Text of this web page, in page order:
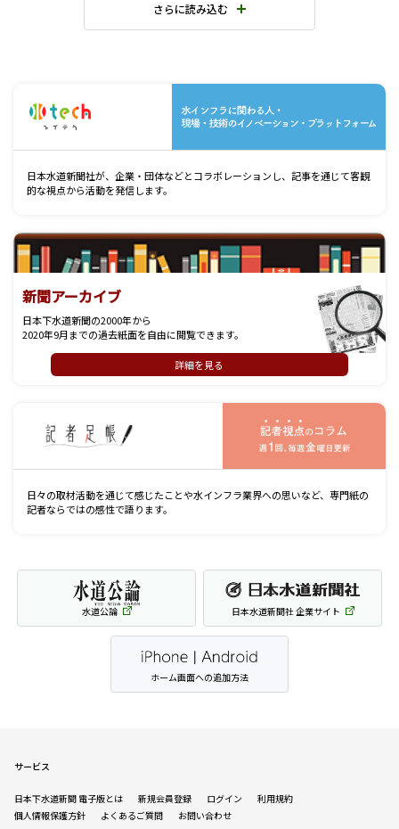
さらに読み込む
日本水道新聞社が、企業・団体などとコラボレーションし、記事を通じて客観
的な視点から活動を発信します。
新聞アーカイブ
日本下水道新聞の2000年から
2020年9月までの過去紙面を自由に閲覧できます。
詳細を見る
日々の取材活動を通じて感じたことや水インフラ業界への思いなど、専門紙の
記者ならではの感性で語ります。
水道公論 日本水道新聞社 企業サイト
ホーム画面への追加方法
サービス
日本下水道新聞 電子版とは 新規会員登録 ログイン
利用規約
個人情報保護方針
よくあるご質問 お問い合わせ